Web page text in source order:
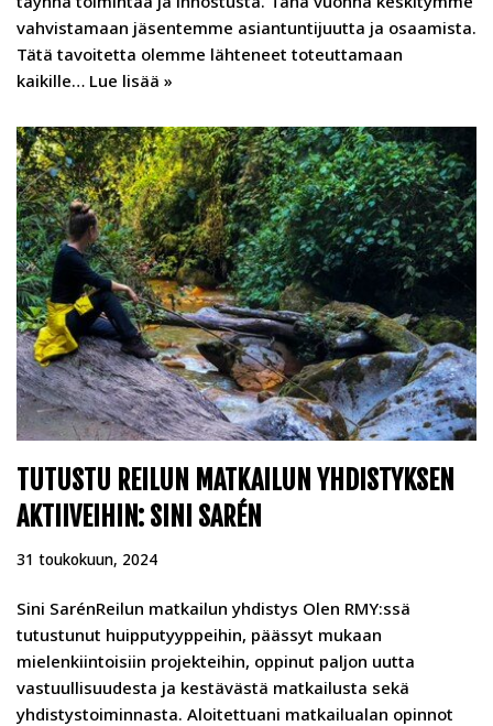
vahvistamaan jäsentemme asiantuntijuutta ja osaamista.
Tätä tavoitetta olemme lähteneet toteuttamaan
kaikille… Lue lisää »
TUTUSTU REILUN MATKAILUN YHDISTYKSEN
AKTIIVEIHIN: SINI SARÉN
31 toukokuun, 2024
Sini SarénReilun matkailun yhdistys Olen RMY:ssä
tutustunut huipputyyppeihin, päässyt mukaan
mielenkiintoisiin projekteihin, oppinut paljon uutta
vastuullisuudesta ja kestävästä matkailusta sekä
yhdistystoiminnasta. Aloitettuani matkailualan opinnot